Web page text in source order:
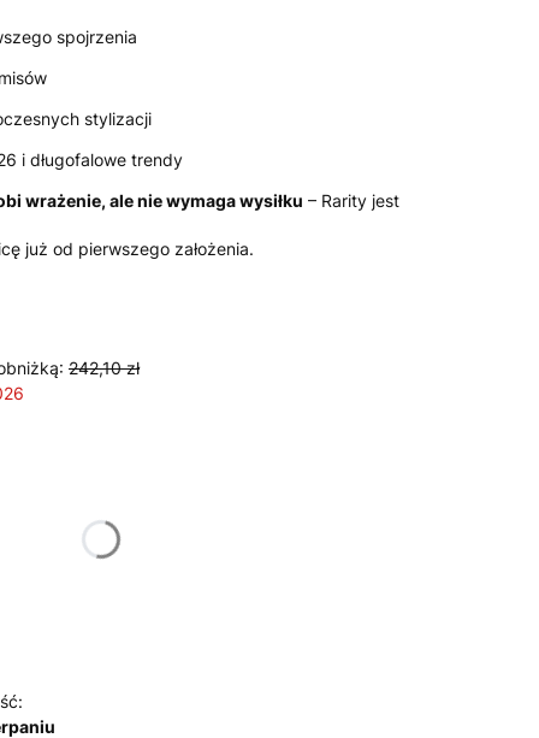
spojrzenia
stylizacji
i długofalowe trendy
wrażenie, ale nie wymaga wysiłku – Rarity jest
już od pierwszego założenia.
242,10 zł